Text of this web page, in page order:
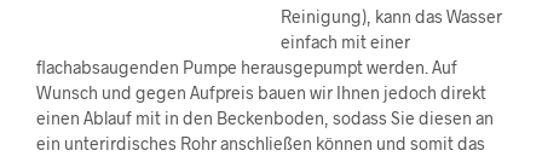
Reinigung), kann das Wasser
einfach mit einer
flachabsaugenden Pumpe herausgepumpt werden. Auf
Wunsch und gegen Aufpreis bauen wir Ihnen jedoch direkt
einen Ablauf mit in den Beckenboden, sodass Sie diesen an
ein unterirdisches Rohr anschließen können und somit das